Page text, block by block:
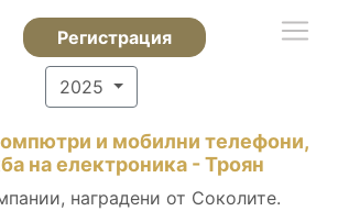
Регистрация
2025
и мобилни телефони,
на електроника - Троян
наградени от Соколите.